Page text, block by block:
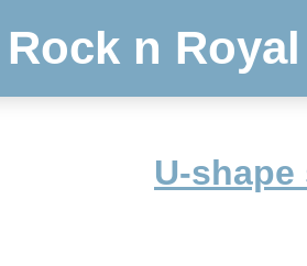
Rock n Royal
U-